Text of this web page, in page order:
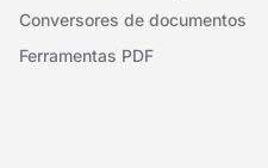
Conversores de documentos
Ferramentas PDF